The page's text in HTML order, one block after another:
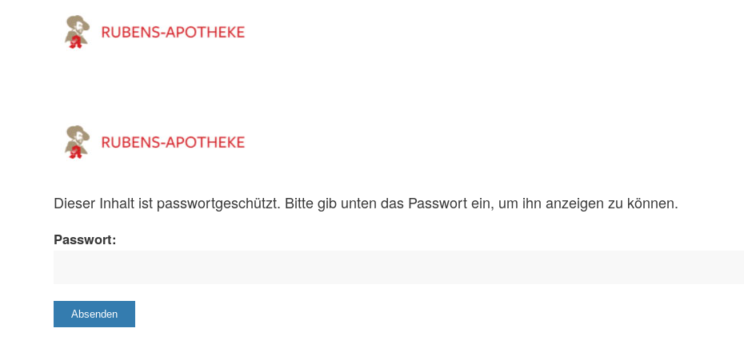
Dieser Inhalt ist passwortgeschützt. Bitte gib unten das Passwort ein, um ihn anzeigen zu können.
Passwort: